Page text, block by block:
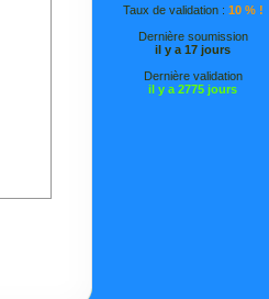
Taux de validation : 10 % !
Dernière soumission
il y a 17 jours
Dernière validation
il y a 2775 jours